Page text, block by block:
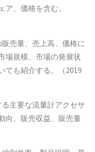
、価格を含む。
売量、売上高、価格に
場規模、市場の発展状
ても紹介する。（2019
主要な流量計アクセサ
向、販売収益、販売量